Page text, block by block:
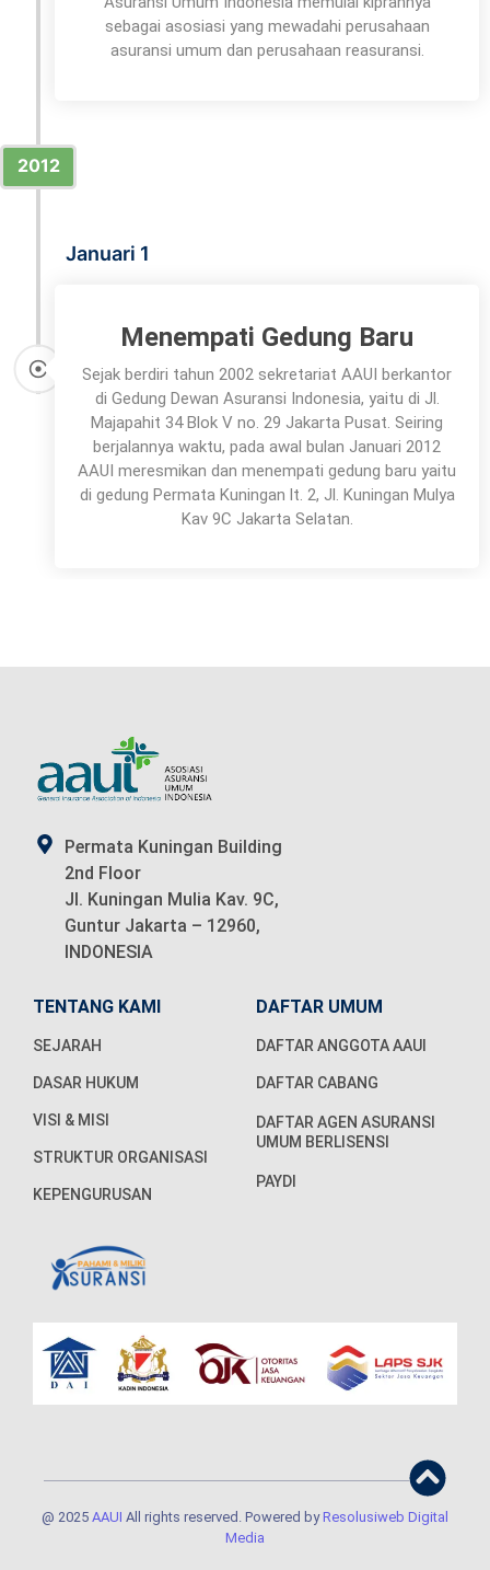
sebagai asosiasi yang mewadahi perusahaan
asuransi umum dan perusahaan reasuransi.
2012
Januari 1
Menempati Gedung Baru
Sejak berdiri tahun 2002 sekretariat AAUI berkantor
di Gedung Dewan Asuransi Indonesia, yaitu di Jl.
Majapahit 34 Blok V no. 29 Jakarta Pusat. Seiring
berjalannya waktu, pada awal bulan Januari 2012
AAUI meresmikan dan menempati gedung baru yaitu
di gedung Permata Kuningan lt. 2, Jl. Kuningan Mulya
Kav 9C Jakarta Selatan.
Permata Kuningan Building
2nd Floor
Jl. Kuningan Mulia Kav. 9C,
Guntur Jakarta – 12960,
INDONESIA
TENTANG KAMI
SEJARAH
DASAR HUKUM
VISI & MISI
STRUKTUR ORGANISASI
KEPENGURUSAN
DAFTAR UMUM
DAFTAR ANGGOTA AAUI
DAFTAR CABANG
DAFTAR AGEN ASURANSI
UMUM BERLISENSI
PAYDI
@ 2025 AAUI All rights reserved. Powered byResolusiweb Digital
Media